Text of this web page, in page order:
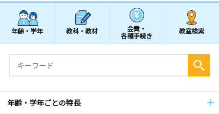
年齢・学年 教科・教材 会費・
各種手続き
教室検索
年齢・学年ごとの特長